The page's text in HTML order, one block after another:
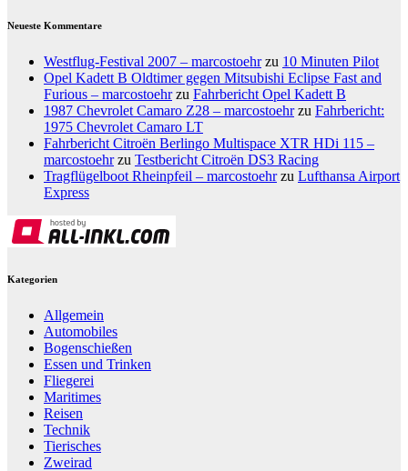
Neueste Kommentare
Westflug-Festival 2007 – marcostoehrzu 10 Minuten Pilot
Opel Kadett B Oldtimer gegen Mitsubishi Eclipse Fast and
Furious – marcostoehrzu Fahrbericht Opel Kadett B
1987 Chevrolet Camaro Z28 – marcostoehrzu Fahrbericht:
1975 Chevrolet Camaro LT
Fahrbericht Citroën Berlingo Multispace XTR HDi 115 –
marcostoehrzu Testbericht Citroën DS3 Racing
Tragflügelboot Rheinpfeil – marcostoehrzu Lufthansa Airport
Express
Kategorien
Allgemein
Automobiles
Bogenschießen
Essen und Trinken
Fliegerei
Maritimes
Reisen
Technik
Tierisches
Zweirad